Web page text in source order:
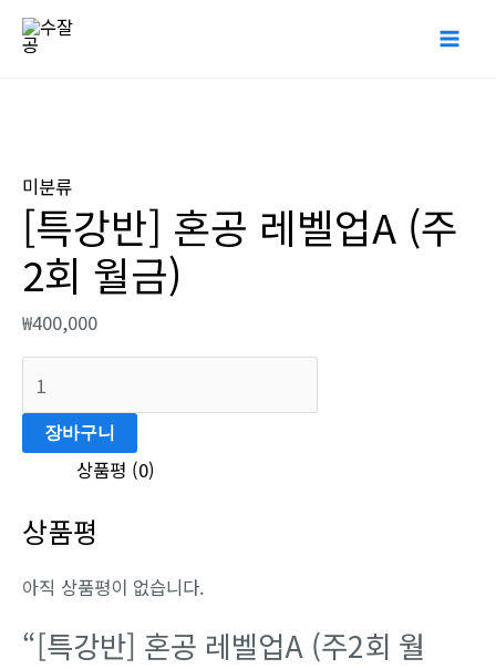
미분류
[특강반] 혼공 레벨업A (주
2회 월금)
₩400,000
반]
공
레
벨
업
(주
2
월
금)
수
장바구니
상품평 (0)
상품평
아직 상품평이 없습니다.
“[특강반] 혼공 레벨업A (주2회 월